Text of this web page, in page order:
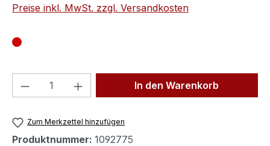
Preise inkl. MwSt. zzgl. Versandkosten
Produkt Anzahl: Gib denIn den Warenkorb
Zum Merkzettel hinzufügen
Produktnummer: 1092775